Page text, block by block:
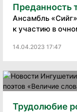
Преданность
Ансамбль
к участию в
14.04.2023 17:47
Трудолюбие